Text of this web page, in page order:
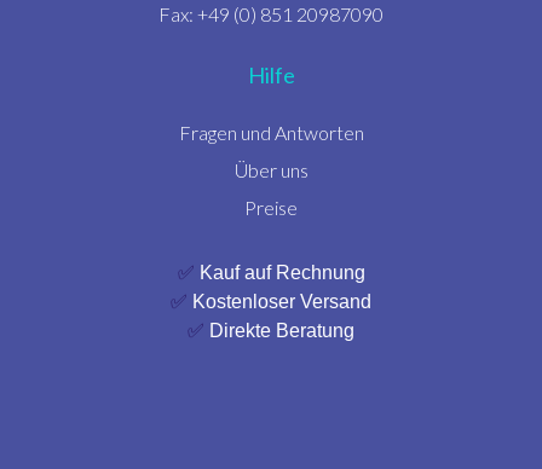
Fax: +49 (0) 851 20987090
Hilfe
Fragen und Antworten
Über uns
Preise
✅ Kauf auf Rechnung
✅ Kostenloser Versand
✅ Direkte Beratung